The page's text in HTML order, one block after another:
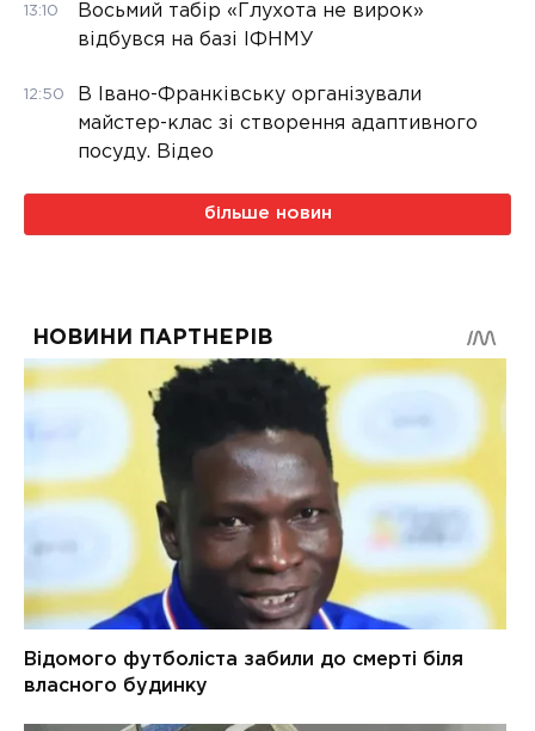
13:10
Восьмий табір «Глухота не вирок»
відбувся на базі ІФНМУ
12:50
В Івано-Франківську організували
майстер-клас зі створення адаптивного
посуду. Відео
більше новин